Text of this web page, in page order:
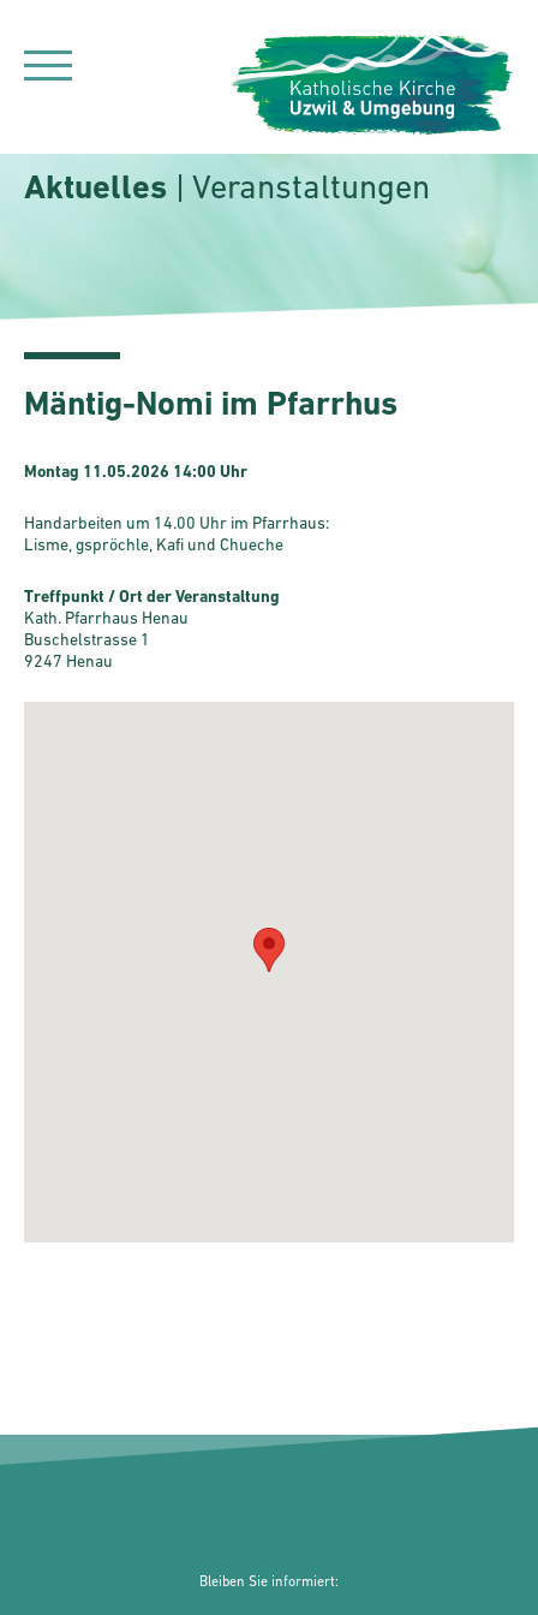
Aktuelles | Veranstaltungen
Mäntig-Nomi im Pfarrhus
Montag 11.05.2026 14:00 Uhr
Handarbeiten um 14.00 Uhr im Pfarrhaus:
Lisme, gspröchle, Kafi und Chueche
Treffpunkt / Ort der Veranstaltung
Kath. Pfarrhaus Henau
Buschelstrasse 1
9247 Henau
Bleiben Sie informiert: